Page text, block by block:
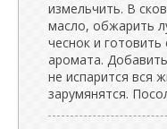
измельчить. В
масло, обжарить
чеснок и
аромата.
не испарится вся
зарумянятся.